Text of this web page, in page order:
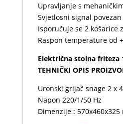
Upravljanje s
Svjetlosni signal
Isporučuje se 2 košarice
Raspon temperature od
Električna stolna friteza
TEHNIČKI OPIS
Uronski grijač snage 2 x
Napon 220/1/50 Hz
Dimenzije : 570x460x325